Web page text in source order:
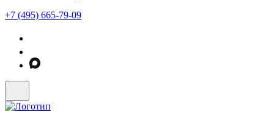
+7 (495) 665-79-09